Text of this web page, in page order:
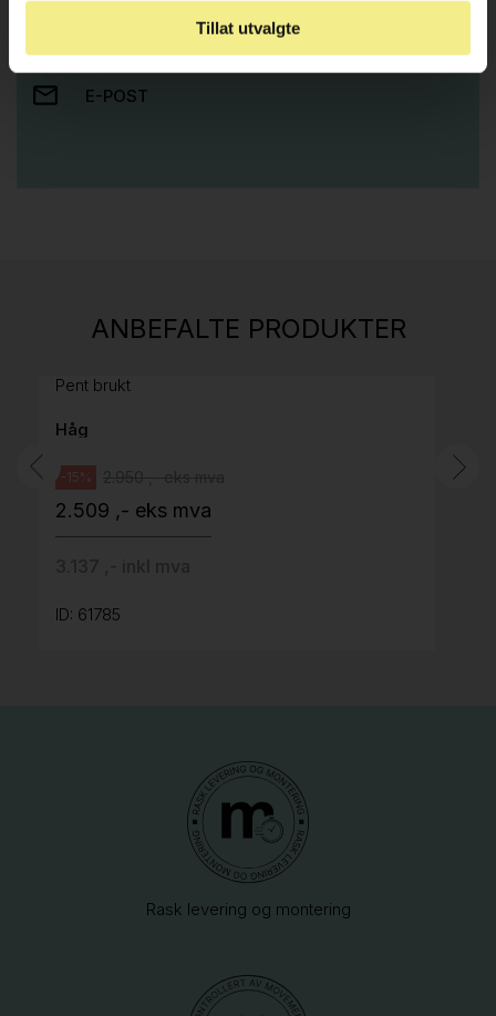
Tillat utvalgte
RING OSS PÅ 22 15 15 00
E-POST
ANBEFALTE PRODUKTER
H05 5600 Swingback-armlene Mørk
Pent brukt
Håg
-15%
2.509 ,- eks mva
ID: 61785
Rask levering og montering